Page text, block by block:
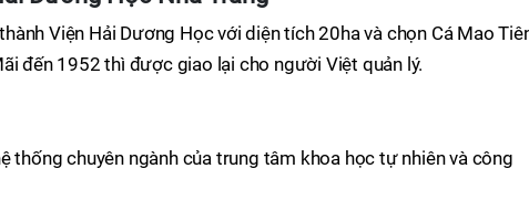
Viện Hải Dương Học với diện tích 20ha và chọn Cá Mao
đến 1952 thì được giao lại cho người Việt quản lý.
thống chuyên ngành của trung tâm khoa học tự nhiên và công